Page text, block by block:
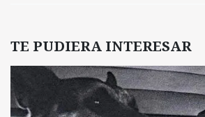
TE PUDIERA INTERESAR